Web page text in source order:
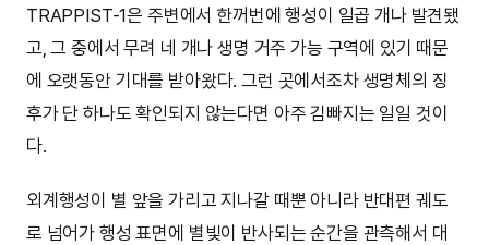
TRAPPIST-1은 주변에서 한꺼번에 행성이 일곱 개나 발견됐
고, 그 중에서 무려 네 개나 생명 거주 가능 구역에 있기 때문
에 오랫동안 기대를 받아왔다. 그런 곳에서조차 생명체의 징
후가 단 하나도 확인되지 않는다면 아주 김빠지는 일일 것이
다.
외계행성이 별 앞을 가리고 지나갈 때뿐 아니라 반대편 궤도
로 넘어가 행성 표면에 별빛이 반사되는 순간을 관측해서 대